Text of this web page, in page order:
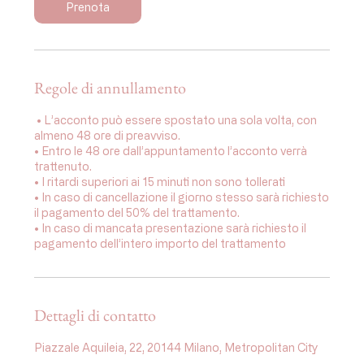
m
n
Prenota
Regole di annullamento
⁠ •⁠ L’acconto può essere spostato una sola volta, con
almeno 48 ore di preavviso.
•⁠ ⁠Entro le 48 ore dall’appuntamento l’acconto verrà
trattenuto.
•⁠ I ritardi superiori ai 15 minuti non sono tollerati
•⁠ ⁠In caso di cancellazione il giorno stesso sarà richiesto
il pagamento del 50% del trattamento.
•⁠ ⁠In caso di mancata presentazione sarà richiesto il
pagamento dell’intero importo del trattamento
Dettagli di contatto
Piazzale Aquileia, 22, 20144 Milano, Metropolitan City